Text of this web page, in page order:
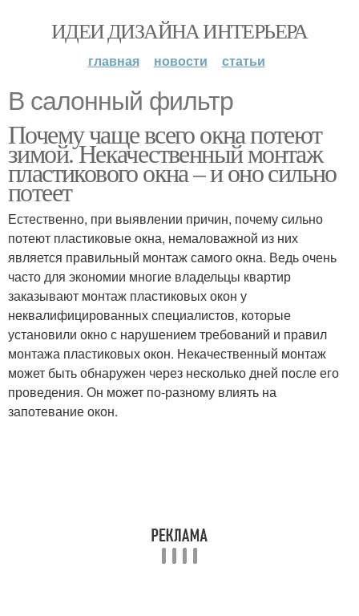
ИДЕИ ДИЗАЙНА ИНТЕРЬЕРА
главная новости статьи
В салонный фильтр
Почему чаще всего окна потеют
зимой. Некачественный монтаж
пластикового окна – и оно сильно
потеет
Естественно, при выявлении причин, почему сильно
потеют пластиковые окна, немаловажной из них
является правильный монтаж самого окна. Ведь очень
часто для экономии многие владельцы квартир
заказывают монтаж пластиковых окон у
неквалифицированных специалистов, которые
установили окно с нарушением требований и правил
монтажа пластиковых окон. Некачественный монтаж
может быть обнаружен через несколько дней после его
проведения. Он может по-разному влиять на
запотевание окон.